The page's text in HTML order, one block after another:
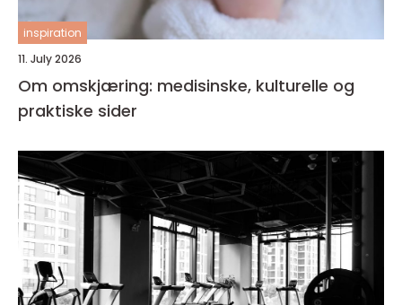
inspiration
11. July 2026
Om omskjæring: medisinske, kulturelle og
praktiske sider